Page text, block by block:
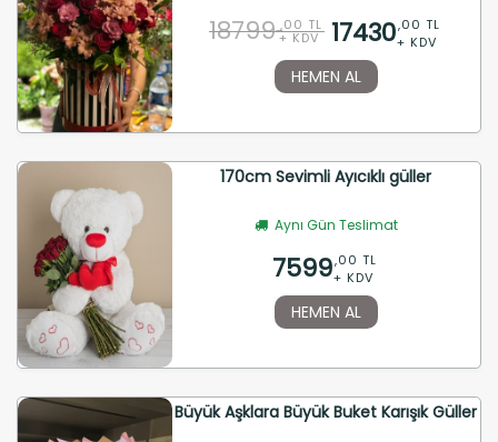
18799 ,00 TL
+ KDV 17430,00 TL
+ KDV
HEMEN AL
170cm Sevimli Ayıcıklı güller
Aynı Gün Teslimat
7599,00 TL
+ KDV
HEMEN AL
Büyük Aşklara Büyük Buket Karışık Güller